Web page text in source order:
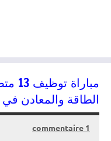
الطاقة والمعادن
05/08/2015
kamal
1 commentaire